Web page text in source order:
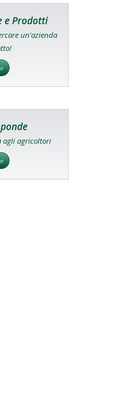
e Prodotti
un'azienda
agli agricoltori